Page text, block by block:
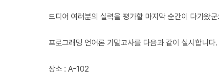
드디어 여러분의 실력을 평가할 마지막 순간이 다가왔
프로그래밍 언어론 기말고사를 다음과 같이 실시합니다.
장소 : A-102